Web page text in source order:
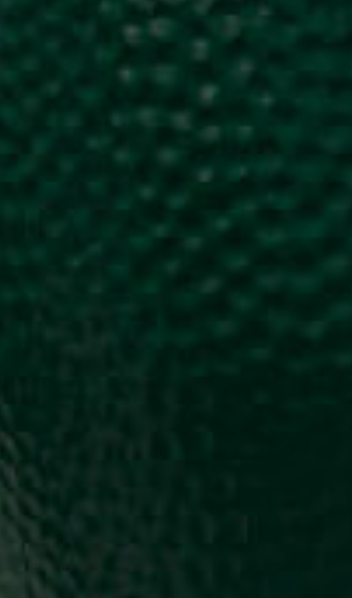
ready for contact?
Lebschi Media GmbH
Fürstensteiner Straße 24a
94535 Eging a.See
team-ready.de
Telefon: 08544 6523-00